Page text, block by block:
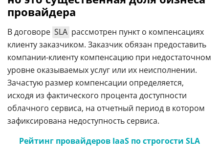
Реклама
Контакты
Дзен
VK
Rutube
провайдера
В договоре SLA рассмотрен пункт о компенсациях
клиенту заказчиком. Заказчик обязан предоставить
компании-клиенту компенсацию при недостаточном
уровне оказываемых услуг или их неисполнении.
Зачастую размер компенсации определяется,
исходя из фактического процента доступности
облачного сервиса, на отчетный период в котором
зафиксирована недоступность сервиса.
Рейтинг провайдеров IaaS по строгости SLA